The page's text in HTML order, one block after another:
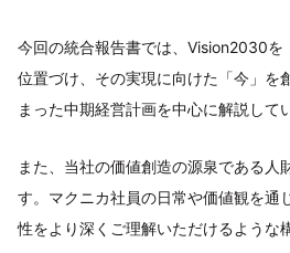
今回の統合報告書では、Vision2030を
位置づけ、その実現に向けた「今」を
まった中期経営計画を中心に解説して
また、当社の価値創造の源泉である人
す。マクニカ社員の日常や価値観を通
性をより深くご理解いただけるような